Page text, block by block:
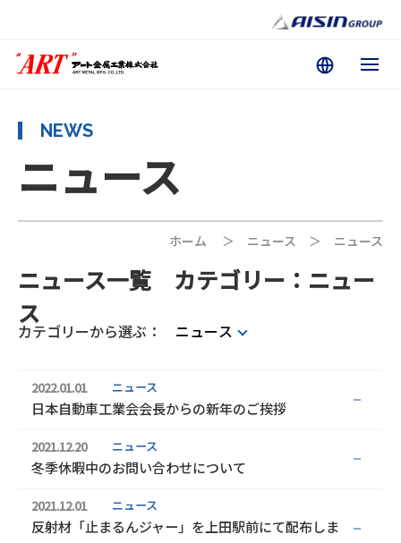
NEWS
ニュース
ホーム ＞ ニュース ＞ ニュース
ニュース一覧 カテゴリー：ニュー
ス
カテゴリーから選ぶ
ニュース
2022.01.01
日本自動車工業会会長からの新年のご挨拶
ニュース
2021.12.20
冬季休暇中のお問い合わせについて
ニュース
2021.12.01
反射材「止まるんジャー」を上田駅前にて配布しま